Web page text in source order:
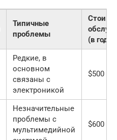
Типичные
проблемы
(в год)
Редкие, в
основном
связаны с
электроникой
$500 —
Незначительные
проблемы с
мультимедийной
$600 —